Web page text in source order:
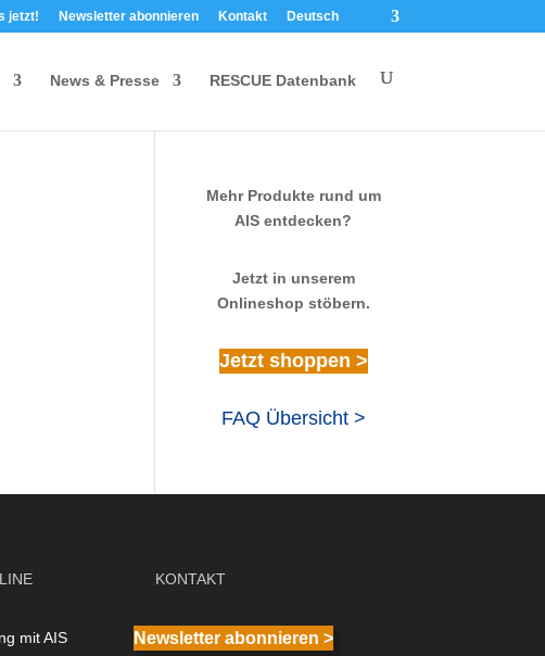
jetzt! Newsletter abonnieren Kontakt Deutsch
News & Presse RESCUE Datenbank
Mehr Produkte rund um
AIS entdecken?
Jetzt in unserem
Onlineshop stöbern.
Jetzt shoppen >
FAQ Übersicht >
mit AIS
KONTAKT
Newsletter abonnieren >